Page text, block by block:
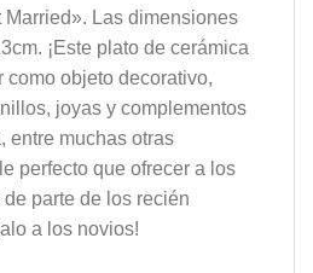
Las dimensiones
¡Este plato de cerámica
como objeto decorativo,
joyas y complementos
entre muchas otras
perfecto que ofrecer a los
parte de los recién
a los novios!